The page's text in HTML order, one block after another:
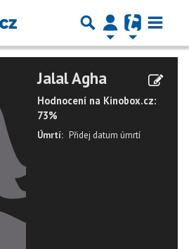
Jalal Agha
Hodnocení na Kinobox.cz:
73%
Úmrtí: Přidej datum úmrtí